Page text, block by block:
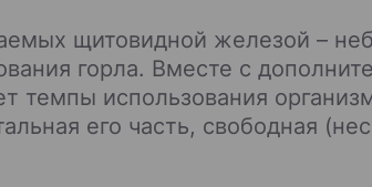
щитовидной железой –
горла. Вместе с
темпы использования
его часть, свободная